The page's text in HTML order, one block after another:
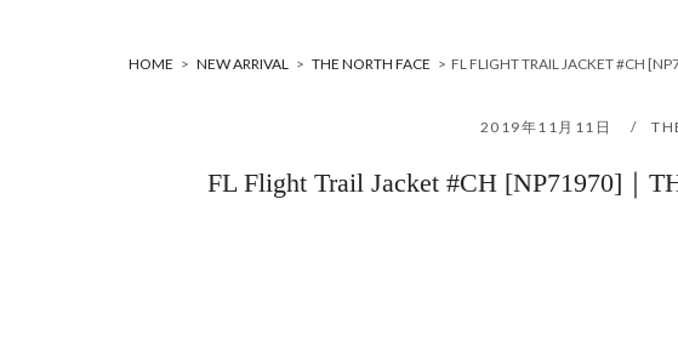
HOME > NEW ARRIVAL > THE NORTH FACE > FL FLIGHT TRAIL JACKET #CH
2019年11月11日
FL Flight Trail Jacket #CH [NP71970]｜